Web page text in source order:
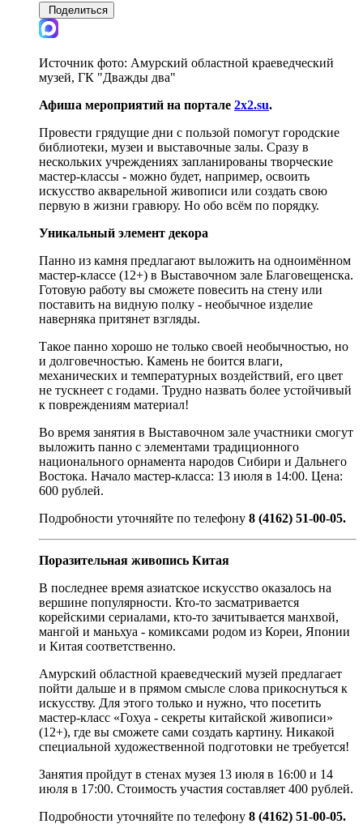
Поделиться
Источник фото: Амурский областной краеведческий
музей, ГК "Дважды два"
Афиша мероприятий на портале 2x2.su.
Провести грядущие дни с пользой помогут городские
библиотеки, музеи и выставочные залы. Сразу в
нескольких учреждениях запланированы творческие
мастер-классы - можно будет, например, освоить
искусство акварельной живописи или создать свою
первую в жизни гравюру. Но обо всём по порядку.
Уникальный элемент декора
Панно из камня предлагают выложить на одноимённом
мастер-классе (12+) в Выставочном зале Благовещенска.
Готовую работу вы сможете повесить на стену или
поставить на видную полку - необычное изделие
наверняка притянет взгляды.
Такое панно хорошо не только своей необычностью, но
и долговечностью. Камень не боится влаги,
механических и температурных воздействий, его цвет
не тускнеет с годами. Трудно назвать более устойчивый
к повреждениям материал!
Во время занятия в Выставочном зале участники смогут
выложить панно с элементами традиционного
национального орнамента народов Сибири и Дальнего
Востока. Начало мастер-класса: 13 июля в 14:00. Цена:
600 рублей.
Подробности уточняйте по телефону 8 (4162) 51-00-05.
Поразительная живопись Китая
В последнее время азиатское искусство оказалось на
вершине популярности. Кто-то засматривается
корейскими сериалами, кто-то зачитывается манхвой,
мангой и маньхуа - комиксами родом из Кореи, Японии
и Китая соответственно.
Амурский областной краеведческий музей предлагает
пойти дальше и в прямом смысле слова прикоснуться к
искусству. Для этого только и нужно, что посетить
мастер-класс «Гохуа - секреты китайской живописи»
(12+), где вы сможете сами создать картину. Никакой
специальной художественной подготовки не требуется!
Занятия пройдут в стенах музея 13 июля в 16:00 и 14
июля в 17:00. Стоимость участия составляет 400 рублей.
Подробности уточняйте по телефону 8 (4162) 51-00-05.